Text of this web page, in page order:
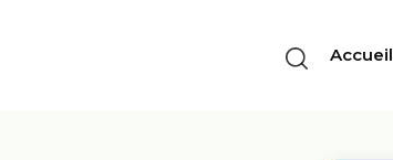
Accueil